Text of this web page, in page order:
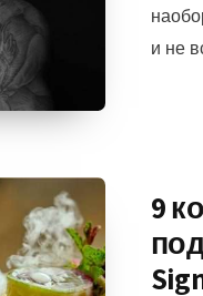
и не
9